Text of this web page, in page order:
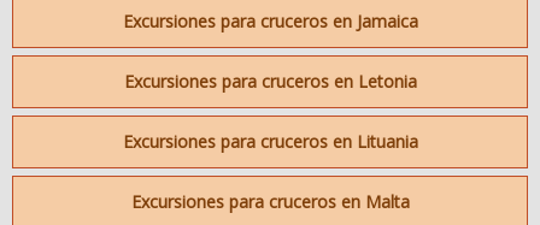
Excursiones para cruceros en Jamaica
Excursiones para cruceros en Letonia
Excursiones para cruceros en Lituania
Excursiones para cruceros en Malta